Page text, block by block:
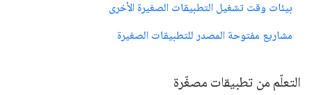
بيئات وقت تشغيل التطبيقات الصغيرة الأخرى
مشاريع مفتوحة المصدر للتطبيقات الصغيرة
التعلّم من تطبيقات مصغّرة